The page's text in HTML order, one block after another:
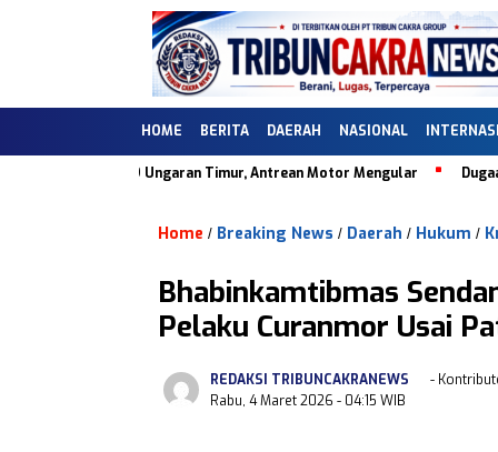
HOME BERITA DAERAH NASIONAL
44.505.09 Ungaran Timur, Antrean Motor Mengular Dugaan
Home / Breaking News / Daerah / Hukum /
Bhabinkamtibmas
Pelaku Curanmor Usai
REDAKSI TRIBUNCAKRANEWS
-
Rabu, 4 Maret 2026 - 04:15 WIB